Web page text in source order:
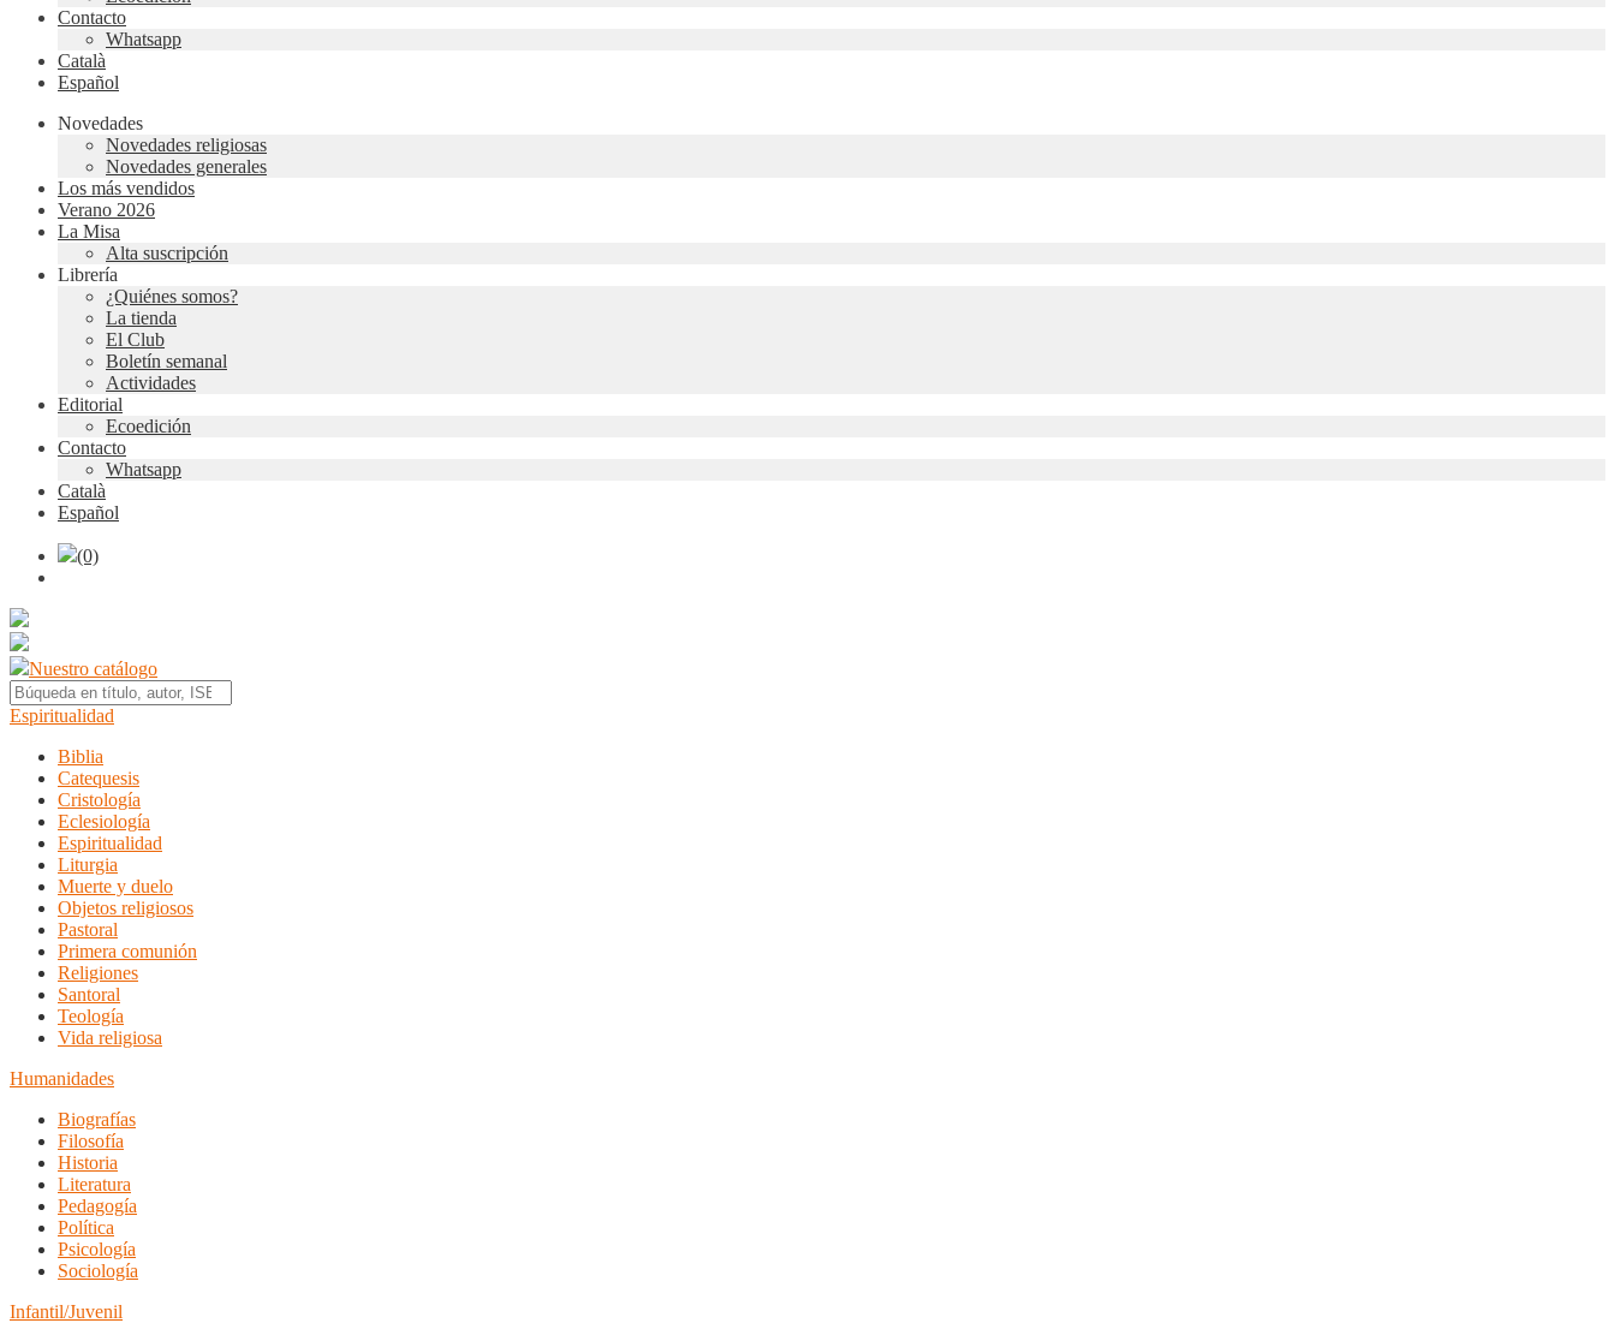
Contacto
Whatsapp
Català
Español
Novedades
Novedades religiosas
Novedades generales
Los más vendidos
Verano 2026
La Misa
Alta suscripción
Librería
¿Quiénes somos?
La tienda
El Club
Boletín semanal
Actividades
Editorial
Ecoedición
Contacto
Whatsapp
Català
Español
(0)
Nuestro catálogo
Espiritualidad
Biblia
Catequesis
Cristología
Eclesiología
Espiritualidad
Liturgia
Muerte y duelo
Objetos religiosos
Pastoral
Primera comunión
Religiones
Santoral
Teología
Vida religiosa
Humanidades
Biografías
Filosofía
Historia
Literatura
Pedagogía
Política
Psicología
Sociología
Infantil/Juvenil